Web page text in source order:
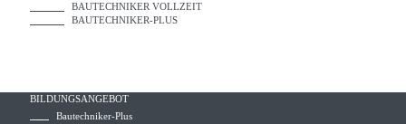
BAUTECHNIKER VOLLZEIT
BAUTECHNIKER-PLUS
BILDUNGSANGEBOT
Bautechniker-Plus